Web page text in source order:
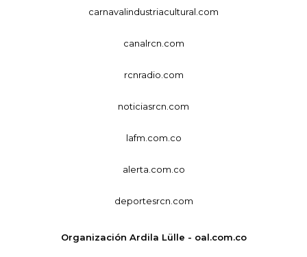
carnavalindustriacultural.com
canalrcn.com
rcnradio.com
noticiasrcn.com
lafm.com.co
alerta.com.co
deportesrcn.com
Organización Ardila Lülle - oal.com.co